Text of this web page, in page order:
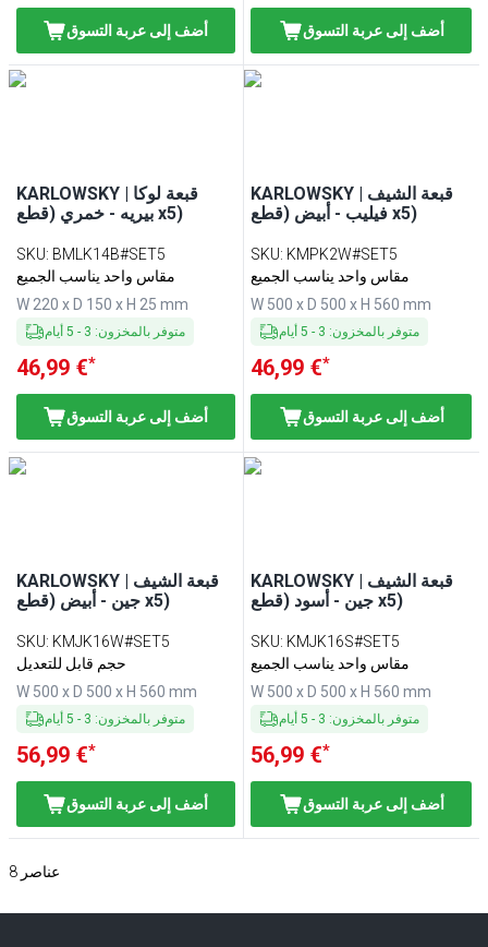
أضف إلى عربة التسوق أضف إلى عربة التسوق
KARLOWSKY | قبعة لوكا
بيريه - خمري (قطع x5)
SKU: BMLK14B#SET5
مقاس واحد يناسب الجميع
W 220 x D 150 x H 25 mm
متوفر بالمخزون:
3
-
5 أيام
46,99 €*
أضف إلى عربة التسوق
KARLOWSKY | قبعة الشيف
فيليب - أبيض (قطع x5)
SKU: KMPK2W#SET5
مقاس واحد يناسب الجميع
W 500 x D 500 x H 560 mm
متوفر بالمخزون:
3
-
5 أيام
46,99 €*
أضف إلى عربة التسوق
KARLOWSKY | قبعة الشيف
جين - أبيض (قطع x5)
SKU: KMJK16W#SET5
حجم قابل للتعديل
W 500 x D 500 x H 560 mm
متوفر بالمخزون:
3
-
5 أيام
56,99 €*
أضف إلى عربة التسوق
KARLOWSKY | قبعة الشيف
جين - أسود (قطع x5)
SKU: KMJK16S#SET5
مقاس واحد يناسب الجميع
W 500 x D 500 x H 560 mm
متوفر بالمخزون:
3
-
5 أيام
56,99 €*
أضف إلى عربة التسوق
8 عناصر